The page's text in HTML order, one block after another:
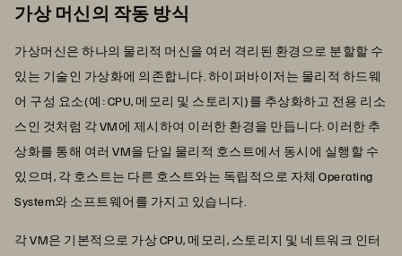
가상 머신의 작동 방식
가상머신은 하나의 물리적 머신을 여러 격리된 환경으로 분할할 수
있는 기술인 가상화에 의존합니다. 하이퍼바이저는 물리적 하드웨
어 구성 요소(예: CPU, 메모리 및 스토리지)를 추상화하고 전용 리소
스인 것처럼 각 VM에 제시하여 이러한 환경을 만듭니다. 이러한 추
상화를 통해 여러 VM을 단일 물리적 호스트에서 동시에 실행할 수
있으며, 각 호스트는 다른 호스트와는 독립적으로 자체 Operating
System와 소프트웨어를 가지고 있습니다.
각 VM은 기본적으로 가상 CPU, 메모리, 스토리지 및 네트워크 인터